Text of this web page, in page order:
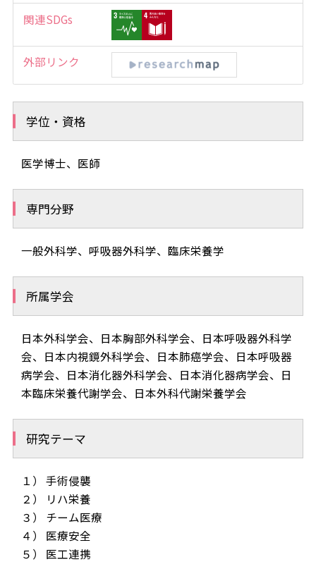
関連SDGs
外部リンク
学位・資格
医学博士、医師
専門分野
一般外科学、呼吸器外科学、臨床栄養学
所属学会
日本外科学会、日本胸部外科学会、日本呼吸器外科学
会、日本内視鏡外科学会、日本肺癌学会、日本呼吸器
病学会、日本消化器外科学会、日本消化器病学会、日
本臨床栄養代謝学会、日本外科代謝栄養学会
研究テーマ
１） 手術侵襲
２） リハ栄養
３） チーム医療
４） 医療安全
５） 医工連携